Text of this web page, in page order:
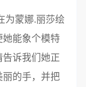
蒙娜.丽莎绘
能象个模特
诉我们她正
的手，并把